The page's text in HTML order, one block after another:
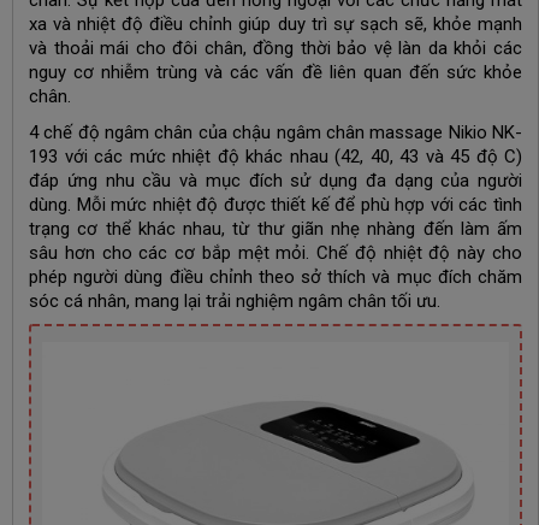
xa và nhiệt độ điều chỉnh giúp duy trì sự sạch sẽ, khỏe mạnh
và thoải mái cho đôi chân, đồng thời bảo vệ làn da khỏi các
nguy cơ nhiễm trùng và các vấn đề liên quan đến sức khỏe
chân.
4 chế độ ngâm chân của chậu ngâm chân massage Nikio NK-
193 với các mức nhiệt độ khác nhau (42, 40, 43 và 45 độ C)
đáp ứng nhu cầu và mục đích sử dụng đa dạng của người
dùng. Mỗi mức nhiệt độ được thiết kế để phù hợp với các tình
trạng cơ thể khác nhau, từ thư giãn nhẹ nhàng đến làm ấm
sâu hơn cho các cơ bắp mệt mỏi. Chế độ nhiệt độ này cho
phép người dùng điều chỉnh theo sở thích và mục đích chăm
sóc cá nhân, mang lại trải nghiệm ngâm chân tối ưu.